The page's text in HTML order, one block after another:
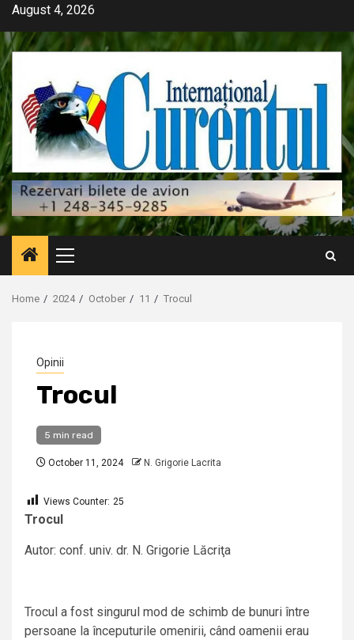
Skip
content
August 4, 2026
Primary
Menu
Home 2024 October 11 Trocul
Opinii
Trocul
5 min read
October 11, 2024 N. Grigorie Lacrita
Views Counter: 25
Trocul
Autor: conf. univ. dr. N. Grigorie Lăcriţa
Trocul a fost singurul mod de schimb de bunuri între
persoane la începuturile omenirii, când oamenii erau